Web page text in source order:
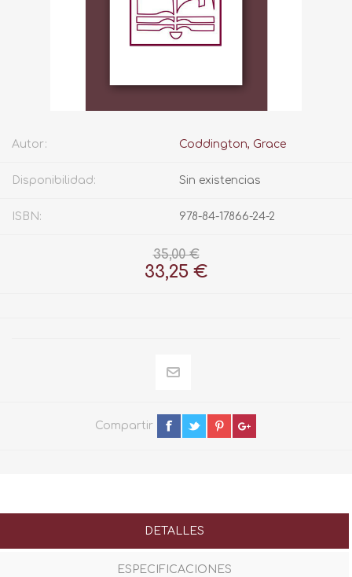
Autor: Coddington, Grace
Disponibilidad: Sin existencias
ISBN: 978-84-17866-24-2
35,00 €
33,25 €
Compartir
DETALLES
ESPECIFICACIONES